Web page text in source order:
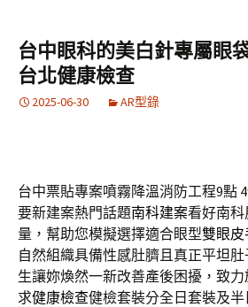
台中眼科的美白針專屬眼
台北健康檢查
2025-06-30 AR型錄
台中票貼專案噴霧降溫消防工程9點
要新建案熱門話題南科建案看好南
量，幫助您模擬選擇適合眼型雙眼皮
自然組織具備性感肚臍且真正平坦
生讓妳煥然一新改善產後困擾，致
求健康檢查健檢套裝分全日套裝及